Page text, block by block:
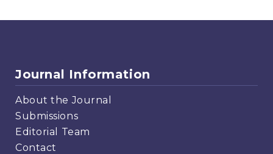
Journal Information
About the Journal
Submissions
Editorial Team
Contact